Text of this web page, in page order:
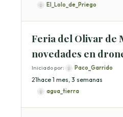
El_Lolo_de_Priego
Feria del Olivar de
novedades en
Iniciado por: Paco_Garrido
21hace 1 mes, 3 semanas
agua_tierra